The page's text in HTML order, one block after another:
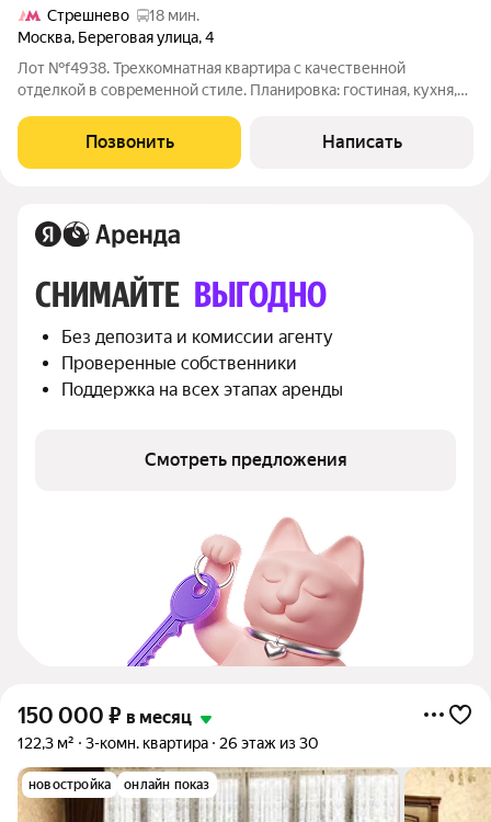
Стрешнево
18 мин.
Москва, Береговая улица,4
Лот №f4938. Трехкомнатная квартира с качественной
отделкой в современной стиле. Планировка: гостиная, кухня,
гардеробная. Квартира теплая и светлая, большие окна,
панорамный вид на лес.
Позвонить Написать
СНИМАЙТЕ ВЫГОДНО
Без депозита и комиссии агенту
Проверенные собственники
Поддержка на всех этапах аренды
Смотреть предложения
150 000 ₽ в месяц
122,3 м² 3-комн. квартира 26 этаж из 30
новостройка онлайн показ